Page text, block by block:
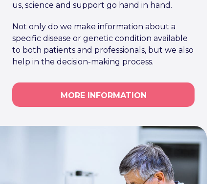
us, science and support go hand in hand.
Not only do we make information about a
specific disease or genetic condition available
to both patients and professionals, but we also
help in the decision-making process.
MORE INFORMATION